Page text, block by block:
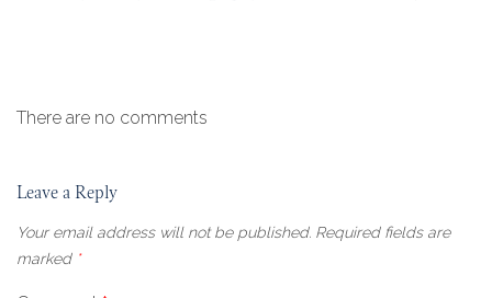
There are no comments
Leave a Reply
Your email address will not be published. Required fields are
marked *